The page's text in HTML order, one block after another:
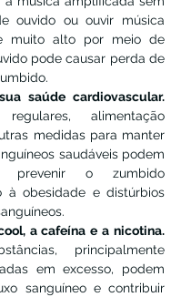
ouvido ou ouvir música
muito alto por meio de
pode causar perda de
regulares, alimentação
medidas para manter
saudáveis ​​podem
prevenir o zumbido
à obesidade e distúrbios
principalmente
em excesso, podem
sanguíneo e contribuir